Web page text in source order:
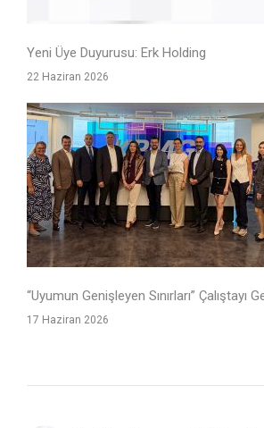
Yeni Üye Duyurusu: Erk Holding
22 Haziran 2026
“Uyumun Genişleyen Sınırları” Çalıştayı
17 Haziran 2026